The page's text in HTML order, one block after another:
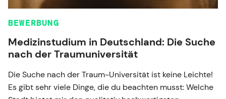
BEWERBUNG
Medizinstudium in Deutschland: Die Suche
nach der Traumuniversität
Die Suche nach der Traum-Universität ist keine Leichte!
Es gibt sehr viele Dinge, die du beachten musst: Welche